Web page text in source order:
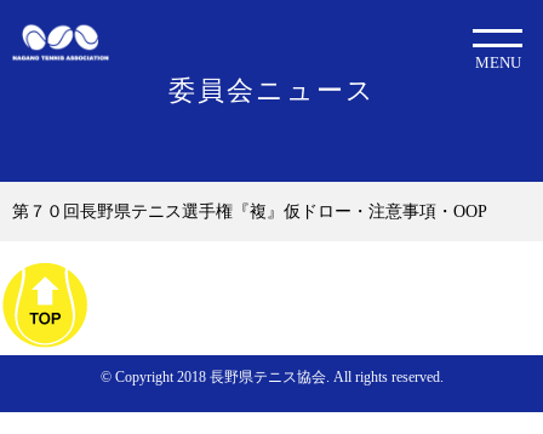
委員会ニュース
MENU
第７０回長野県テニス選手権『複』仮ドロー・注意事項・OOP
© Copyright 2018 長野県テニス協会. All rights reserved.